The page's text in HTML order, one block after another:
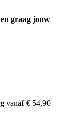
graag jouw
vanaf € 54,90